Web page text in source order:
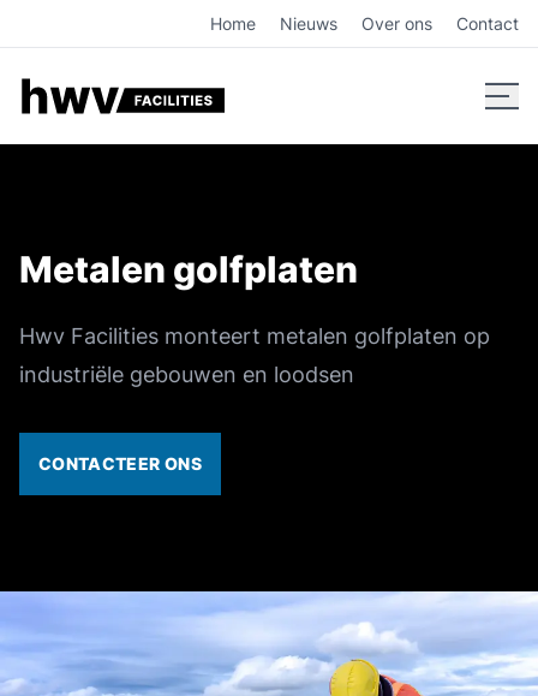
Metalen golfplaten voor industriële daken, ontdek HWV
Home Nieuws Over ons Contact
Metalen golfplaten
Hwv Facilities monteert metalen golfplaten op
industriële gebouwen en loodsen
CONTACTEER ONS